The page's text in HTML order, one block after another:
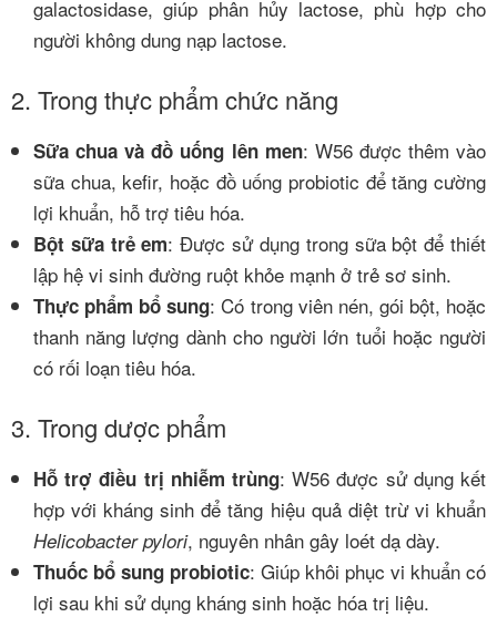
galactosidase, giúp phân hủy lactose, phù hợp cho
người không dung nạp lactose.
2. Trong thực phẩm chức năng
Sữa chua và đồ uống lên men: W56 được thêm vào
sữa chua, kefir, hoặc đồ uống probiotic để tăng cường
lợi khuẩn, hỗ trợ tiêu hóa.
Bột sữa trẻ em: Được sử dụng trong sữa bột để thiết
lập hệ vi sinh đường ruột khỏe mạnh ở trẻ sơ sinh.
Thực phẩm bổ sung: Có trong viên nén, gói bột, hoặc
thanh năng lượng dành cho người lớn tuổi hoặc người
có rối loạn tiêu hóa.
3. Trong dược phẩm
Hỗ trợ điều trị nhiễm trùng: W56 được sử dụng kết
hợp với kháng sinh để tăng hiệu quả diệt trừ vi khuẩn
Helicobacter pylori, nguyên nhân gây loét dạ dày.
Thuốc bổ sung probiotic: Giúp khôi phục vi khuẩn có
lợi sau khi sử dụng kháng sinh hoặc hóa trị liệu.